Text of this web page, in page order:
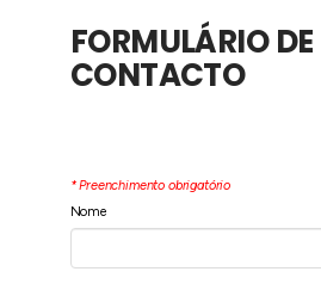
FORMULÁRIO DE
CONTACTO
* Preenchimento obrigatório
Nome